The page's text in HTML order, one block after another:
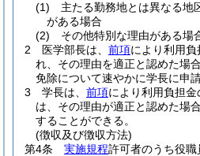
(1)
主たる勤務地とは異なる地
がある場合
(2)
その他特別な理由がある場
2
医学部長は、 前項により利用負
れ、その理由を適正と認めた場
免除について速やかに学長に申
3
学長は、 前項により利用負担
は、その理由が適正と認めた場
することができる。
(徴収及び徴収方法)
第4条
実施規程許可者のうち役